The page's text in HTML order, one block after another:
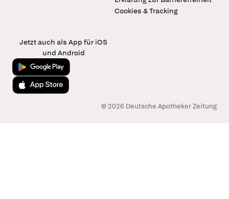
Cookies & Tracking
Jetzt auch als App für iOS
und Android
Jetzt bei Google Play
Laden im App Store
© 2026 Deutsche Apotheker Zeitung